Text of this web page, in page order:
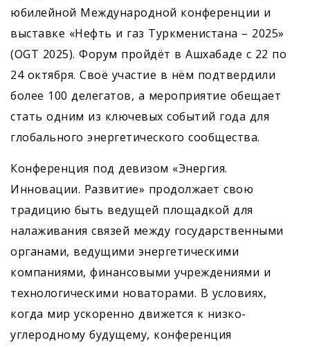
юбилейной Международной конференции и
выставке «Нефть и газ Туркменистана – 2025»
(OGT 2025). Форум пройдёт в Ашхабаде с 22 по
24 октября. Своё участие в нём подтвердили
более 100 делегатов, а мероприятие обещает
стать одним из ключевых событий года для
глобального энергетического сообщества.
Конференция под девизом «Энергия.
Инновации. Развитие» продолжает свою
традицию быть ведущей площадкой для
налаживания связей между государственными
органами, ведущими энергетическими
компаниями, финансовыми учреждениями и
технологическими новаторами. В условиях,
когда мир ускоренно движется к низко-
углеродному будущему, конференция